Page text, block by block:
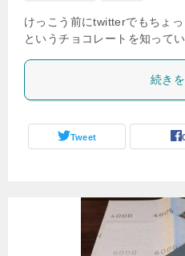
けっこう前にtwitterでもちょ
というチョコレートを知って
続き
Tweet